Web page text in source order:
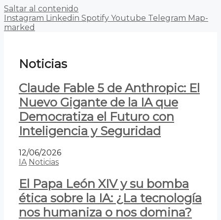
Saltar al contenido
Instagram Linkedin Spotify Youtube Telegram Map-
marked
Noticias
Claude Fable 5 de Anthropic: El
Nuevo Gigante de la IA que
Democratiza el Futuro con
Inteligencia y Seguridad
12/06/2026
IA Noticias
El Papa León XIV y su bomba
ética sobre la IA: ¿La tecnología
nos humaniza o nos domina?